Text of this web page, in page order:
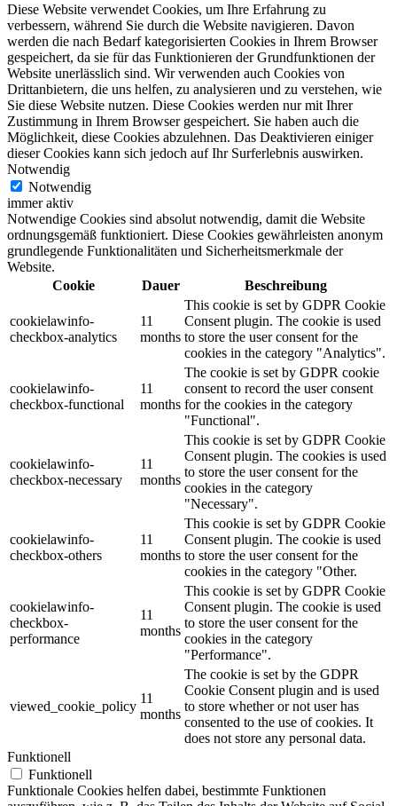
Diese Website verwendet Cookies, um Ihre Erfahrung zu
verbessern, während Sie durch die Website navigieren. Davon
werden die nach Bedarf kategorisierten Cookies in Ihrem Browser
gespeichert, da sie für das Funktionieren der Grundfunktionen der
Website unerlässlich sind. Wir verwenden auch Cookies von
Drittanbietern, die uns helfen, zu analysieren und zu verstehen, wie
Sie diese Website nutzen. Diese Cookies werden nur mit Ihrer
Zustimmung in Ihrem Browser gespeichert. Sie haben auch die
Möglichkeit, diese Cookies abzulehnen. Das Deaktivieren einiger
dieser Cookies kann sich jedoch auf Ihr Surferlebnis auswirken.
Notwendig
Notwendig
immer aktiv
Notwendige Cookies sind absolut notwendig, damit die Website
ordnungsgemäß funktioniert. Diese Cookies gewährleisten anonym
grundlegende Funktionalitäten und Sicherheitsmerkmale der
Website.
Cookie
Dauer Beschreibung
cookielawinfo-
checkbox-analytics
11
months
This cookie is set by GDPR Cookie
Consent plugin. The cookie is used
to store the user consent for the
cookies in the category "Analytics".
cookielawinfo-
checkbox-functional
11
months
The cookie is set by GDPR cookie
consent to record the user consent
for the cookies in the category
"Functional".
cookielawinfo-
checkbox-necessary
11
months
This cookie is set by GDPR Cookie
Consent plugin. The cookies is used
to store the user consent for the
cookies in the category
"Necessary".
cookielawinfo-
checkbox-others
11
months
This cookie is set by GDPR Cookie
Consent plugin. The cookie is used
to store the user consent for the
cookies in the category "Other.
cookielawinfo-
checkbox-
performance
11
months
This cookie is set by GDPR Cookie
Consent plugin. The cookie is used
to store the user consent for the
cookies in the category
"Performance".
viewed_cookie_policy
11
months
The cookie is set by the GDPR
Cookie Consent plugin and is used
to store whether or not user has
consented to the use of cookies. It
does not store any personal data.
Funktionell
Funktionell
Funktionale Cookies helfen dabei, bestimmte Funktionen